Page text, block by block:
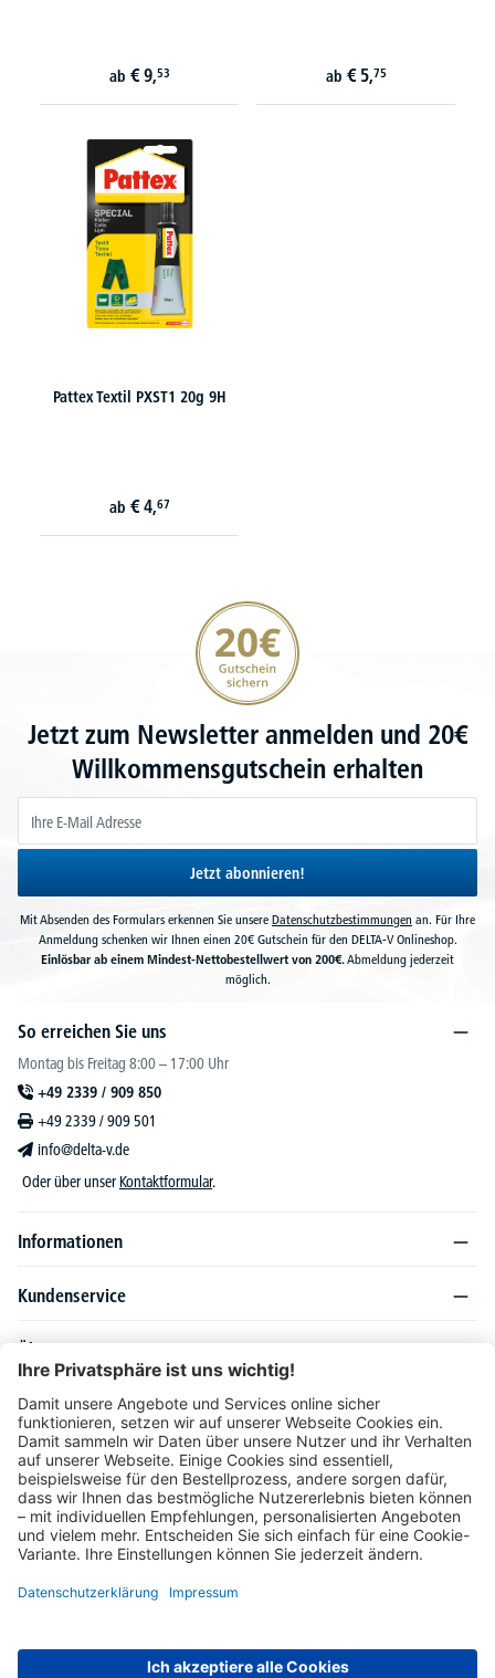
ab € 9,53 ab € 5,75
Pattex Textil PXST1 20g 9H
ab € 4,67
20€ Gutschein sichern
Jetzt zum Newsletter anmelden und 20€
Willkommensgutschein erhalten
Jetzt abonnieren!
Mit Absenden des Formulars erkennen Sie unsere Datenschutzbestimmungen an. Für Ihre
Anmeldung schenken wir Ihnen einen 20€ Gutschein für den DELTA-V Onlineshop.
Einlösbar ab einem Mindest-Nettobestellwert von 200€.Abmeldung jederzeit
möglich.
So erreichen Sie uns
Montag bis Freitag 8:00 – 17:00 Uhr
+49 2339 / 909 850
+49 2339 / 909 501
info@delta-v.de
Oder über unser Kontaktformular.
Informationen
Kundenservice
Über DELTA-V
Produktsortiment
Ratgeber
Folgen Sie uns auch auf
Unser Angebot richtet sich ausschließlich an Industrie, Handel, Gewerbe und
europäische Ausland gelten Sonderkonditionen, die auf Anfrage mitgeteilt werden.